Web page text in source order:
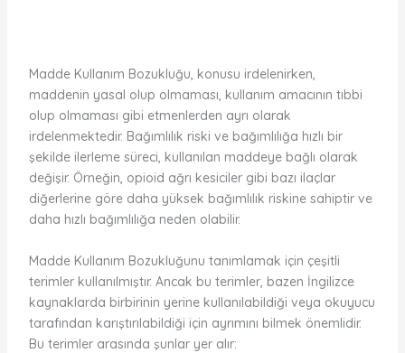
Madde Kullanım Bozukluğu, konusu irdelenirken,
maddenin yasal olup olmaması, kullanım amacının tıbbi
olup olmaması gibi etmenlerden ayrı olarak
irdelenmektedir. Bağımlılık riski ve bağımlılığa hızlı bir
şekilde ilerleme süreci, kullanılan maddeye bağlı olarak
değişir. Örneğin, opioid ağrı kesiciler gibi bazı ilaçlar
diğerlerine göre daha yüksek bağımlılık riskine sahiptir ve
daha hızlı bağımlılığa neden olabilir.
Madde Kullanım Bozukluğunu tanımlamak için çeşitli
terimler kullanılmıştır. Ancak bu terimler, bazen İngilizce
kaynaklarda birbirinin yerine kullanılabildiği veya okuyucu
tarafından karıştırılabildiği için ayrımını bilmek önemlidir.
Bu terimler arasında şunlar yer alır: